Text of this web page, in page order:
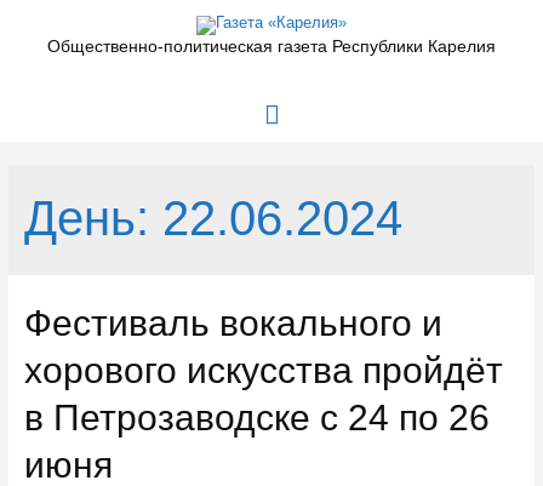
содержимомуОбщественно-политическая газета Республики Карелия
Главное
День: 22.06.2024
Фестиваль вокального и
хорового искусства пройдёт
в Петрозаводске с 24 по 26
июня